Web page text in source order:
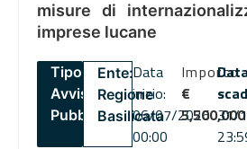
misure di
imprese lucane
Tipo:
Avviso
Pubblico
Ente:
Regione
Basilicata
Data
inizio:
06/07/2026
00:00
Importo
€
5,500,000
31/